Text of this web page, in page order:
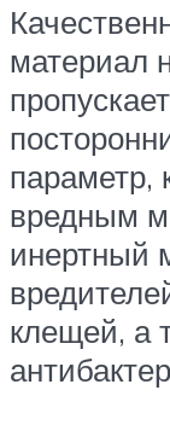
материал
параметр,
вредным
инертный
клещей, а